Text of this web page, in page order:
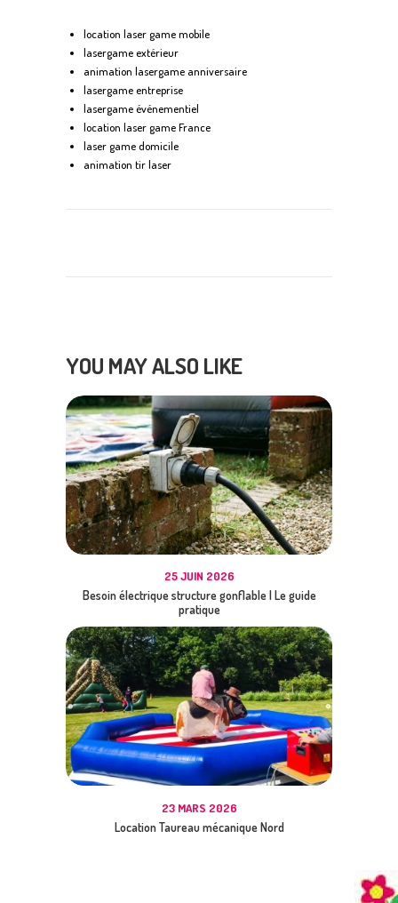
location laser game mobile
lasergame extérieur
animation lasergame anniversaire
lasergame entreprise
lasergame événementiel
location laser game France
laser game domicile
animation tir laser
YOU MAY ALSO LIKE
25 JUIN 2026
Besoin électrique structure gonflable | Le guide
pratique
23 MARS 2026
Location Taureau mécanique Nord